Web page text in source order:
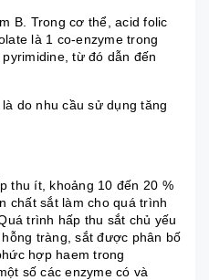
B. Trong cơ thể, acid folic
là 1 co-enzyme trong
từ đó dẫn đến
do nhu cầu sử dụng tăng
thu ít, khoảng 10 đến 20 %
chất sắt làm cho quá trình
trình hấp thu sắt chủ yếu
tràng, sắt được phân bố
hợp haem trong
số các enzyme có và